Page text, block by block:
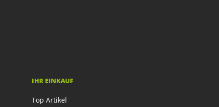
IHR EINKAUF
Top Artikel